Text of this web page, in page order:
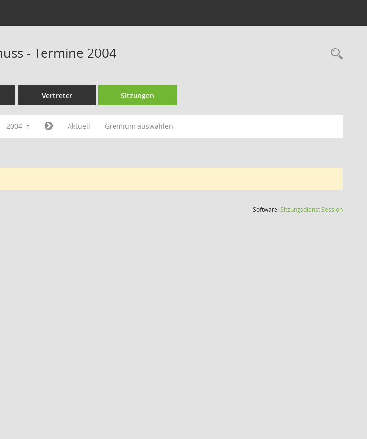
- Termine 2004
Vertreter Sitzungen
2004 Aktuell Gremium auswählen
Software:SitzungsdienstSession(Wird in